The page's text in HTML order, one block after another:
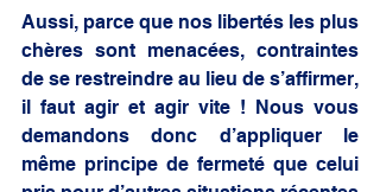
Aussi, parce que nos libertés les plus
chères sont menacées, contraintes
de se restreindre au lieu de s’affirmer,
il faut agir et agir vite ! Nous vous
demandons donc d’appliquer le
même principe de fermeté que celui